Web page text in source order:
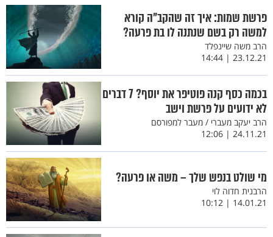
פרשת שמות: איך זה שהקב"ה קורא
למשה רק בשם שנתנה לו בת פרעה?
הרב משה שיינפלד
23.12.21 | 14:44
בכמה כסף קנה פוטיפר את יוסף? 7 דברים
לא ידועים על פרשת וישב
הרב יעקב מעברי / מעבר למפורסם
24.11.21 | 12:06
מי שולט בנפש שלך – משה או פרעה?
הרבנית חדוה לוי
14.01.21 | 10:12